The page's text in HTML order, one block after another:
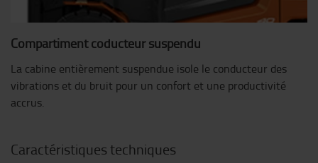
Compartiment coducteur suspendu
La cabine entièrement suspendue isole le conducteur des
vibrations et du bruit pour un confort et une productivité
accrus.
Caractéristiques techniques